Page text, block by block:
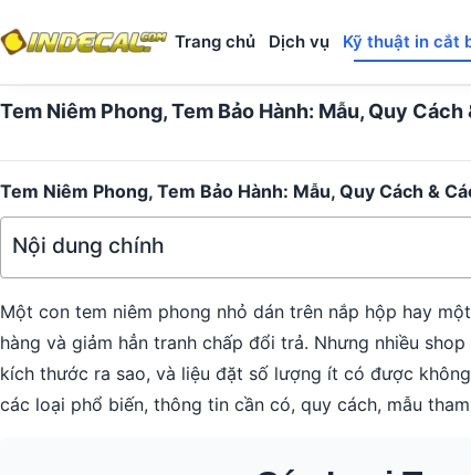
Trang chủ Dịch vụ Kỹ thuật in cắt
Tem Niêm Phong, Tem Bảo Hành: Mẫu, Quy
Tem Niêm Phong, Tem Bảo Hành: Mẫu, Quy Cách &
Nội dung chính
Một con tem niêm phong nhỏ dán trên nắp hộp hay
hàng và giảm hẳn tranh chấp đổi trả. Nhưng nhiều
kích thước ra sao, và liệu đặt số lượng ít có được
các loại phổ biến, thông tin cần có, quy cách, mẫu